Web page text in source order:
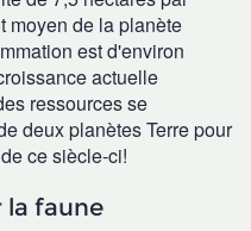
moyen de la planète
est d'environ
actuelle
ressources se
deux planètes Terre pour
ce siècle-ci!
la faune